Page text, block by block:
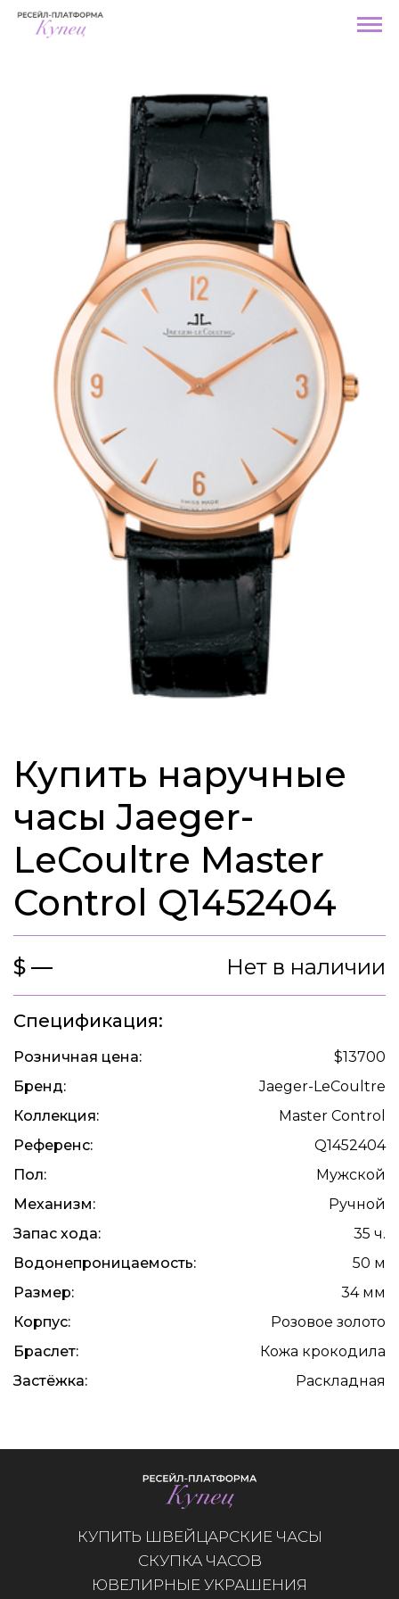
Купить наручные
часы Jaeger-
LeCoultre Master
Control Q1452404
$ — Нет в наличии
Спецификация:
Розничная цена:
$13700
Бренд:
Jaeger-LeCoultre
Коллекция:
Master Control
Референс:
Q1452404
Пол:
Мужской
Механизм:
Ручной
Запас хода:
35 ч.
Водонепроницаемость:
50 м
Размер:
34 мм
Корпус:
Розовое золото
Браслет:
Кожа крокодила
Застёжка:
Раскладная
КУПИТЬ ШВЕЙЦАРСКИЕ ЧАСЫ
СКУПКА ЧАСОВ
ЮВЕЛИРНЫЕ УКРАШЕНИЯ